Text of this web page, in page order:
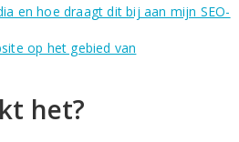
en hoe draagt dit bij aan mijn SEO-
op het gebied van
het?